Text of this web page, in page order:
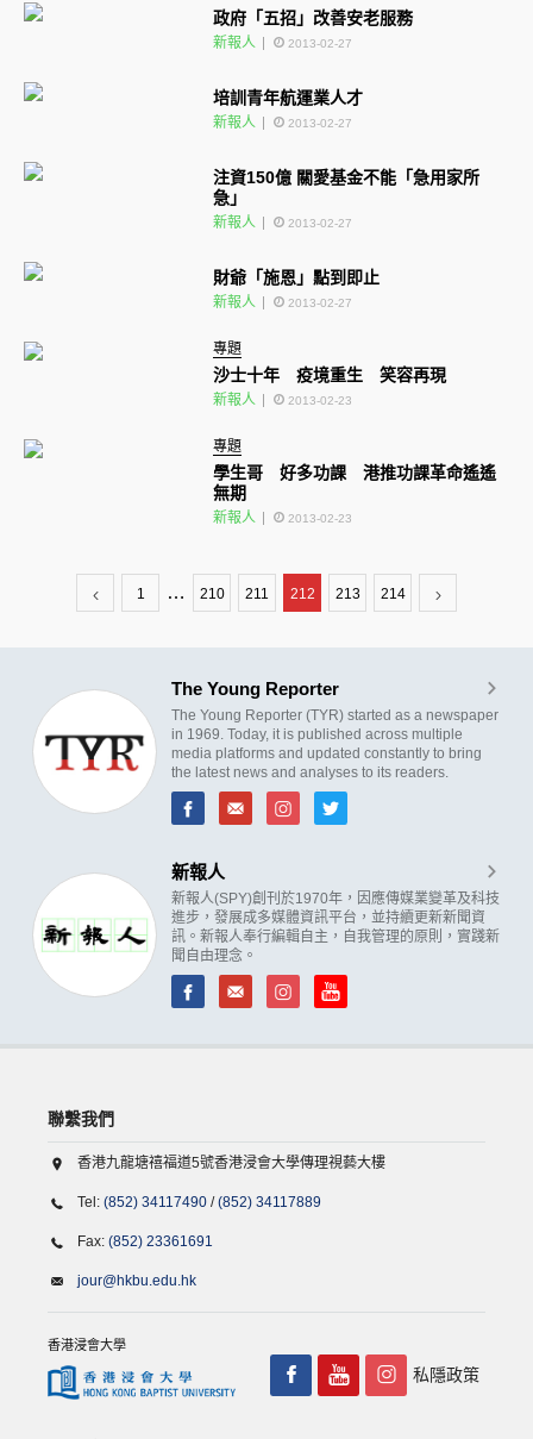
政府「五招」改善安老服務
新報人 2013-02-27
培訓青年航運業人才
新報人 2013-02-27
注資150億 關愛基金不能「急用家所
急」
新報人 2013-02-27
財爺「施恩」點到即止
新報人 2013-02-27
專題
沙士十年 疫境重生 笑容再現
新報人 2013-02-23
專題
學生哥 好多功課 港推功課革命遙遙
無期
新報人 2013-02-23
1 … 210 211 212 213 214
The Young Reporter
The Young Reporter (TYR) started as a newspaper
in 1969. Today, it is published across multiple
media platforms and updated constantly to bring
the latest news and analyses to its readers.
新報人
新報人(SPY)創刊於1970年，因應傳媒業變革及科技
進步，發展成多媒體資訊平台，並持續更新新聞資
訊。新報人奉行編輯自主，自我管理的原則，實踐新
聞自由理念。
聯繫我們
香港九龍塘禧福道5號香港浸會大學傳理視藝大樓
Tel: (852) 34117490 /(852) 34117889
Fax: (852) 23361691
jour@hkbu.edu.hk
香港浸會大學
私隱政策